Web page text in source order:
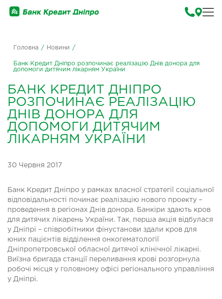
Головна / Новини /
Банк Кредит Дніпро розпочинає реалізацію Днів донора для
допомоги дитячим лікарням України
БАНК КРЕДИТ ДНІПРО
РОЗПОЧИНАЄ РЕАЛІЗАЦІЮ
ДНІВ ДОНОРА ДЛЯ
ДОПОМОГИ ДИТЯЧИМ
ЛІКАРНЯМ УКРАЇНИ
30 Червня 2017
Банк Кредит Дніпро у рамках власної стратегії соціальної
відповідальності починає реалізацію нового проекту –
проведення в регіонах Днів донора. Банкіри здають кров
для дитячих лікарень України. Так, перша акція відбулася
у Дніпрі – співробітники фінустанови здали кров для
юних пацієнтів відділення онкогематології
Дніпропетровської обласної дитячої клінічної лікарні.
Виїзна бригада станції переливання крові розгорнула
робочі місця у головному офісі регіонального управління
у Дніпрі.